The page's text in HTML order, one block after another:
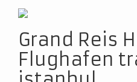
Grand Reis
Flughafen